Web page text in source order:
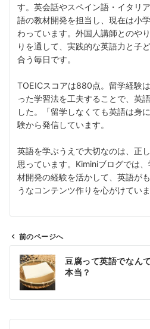
す。英会話やスペイン語・イタリ
語の教材開発を担当し、現在は小
わっています。外国人講師とのや
りを通して、実践的な英語力と子
合う毎日です。
TOEICスコアは880点。留学経験
った学習法を工夫することで、英
した。「留学しなくても英語は身
験から発信しています。
英語を学ぶうえで大切なのは、正
思っています。Kiminiブログでは
材開発の経験を活かして、英語が
うなコンテンツ作りを心がけていま
ビ
前のページへ
豆腐って英語でなん
本当？